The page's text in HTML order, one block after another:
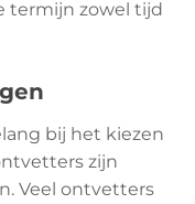
termijn zowel tijd
bij het kiezen
zijn
Veel ontvetters